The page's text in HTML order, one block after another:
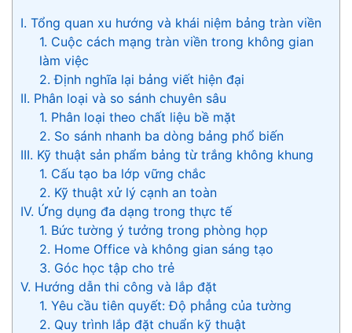
I. Tổng quan xu hướng và khái niệm bảng tràn viền
1. Cuộc cách mạng tràn viền trong không gian
làm việc
2. Định nghĩa lại bảng viết hiện đại
II. Phân loại và so sánh chuyên sâu
1. Phân loại theo chất liệu bề mặt
2. So sánh nhanh ba dòng bảng phổ biến
III. Kỹ thuật sản phẩm bảng từ trắng không khung
1. Cấu tạo ba lớp vững chắc
2. Kỹ thuật xử lý cạnh an toàn
IV. Ứng dụng đa dạng trong thực tế
1. Bức tường ý tưởng trong phòng họp
2. Home Office và không gian sáng tạo
3. Góc học tập cho trẻ
V. Hướng dẫn thi công và lắp đặt
1. Yêu cầu tiên quyết: Độ phẳng của tường
2. Quy trình lắp đặt chuẩn kỹ thuật